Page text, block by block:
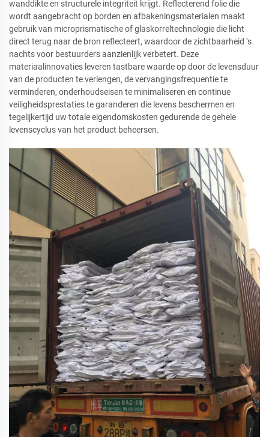
wanddikte en structurele integriteit krijgt. Reflecterend folie die
wordt aangebracht op borden en afbakeningsmaterialen maakt
gebruik van microprismatische of glaskorreltechnologie die licht
direct terug naar de bron reflecteert, waardoor de zichtbaarheid ‘s
nachts voor bestuurders aanzienlijk verbetert. Deze
materiaalinnovaties leveren tastbare waarde op door de levensduur
van de producten te verlengen, de vervangingsfrequentie te
verminderen, onderhoudseisen te minimaliseren en continue
veiligheidsprestaties te garanderen die levens beschermen en
tegelijkertijd uw totale eigendomskosten gedurende de gehele
levenscyclus van het product beheersen.